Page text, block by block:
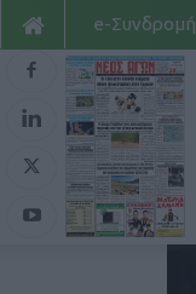
e-Συνδρομή